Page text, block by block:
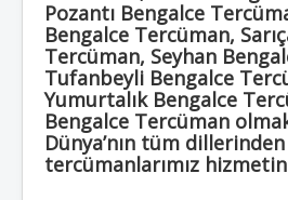
Pozantı Bengalce
Bengalce Tercüman,
Tercüman, Seyhan
Tufanbeyli Bengalce
Yumurtalık Bengalce
Bengalce Tercüman
Dünya’nın tüm dillerinden
tercümanlarımız